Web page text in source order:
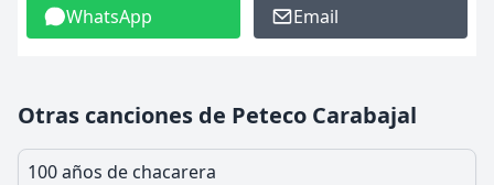
WhatsApp Email
Otras canciones de Peteco Carabajal
100 años de chacarera